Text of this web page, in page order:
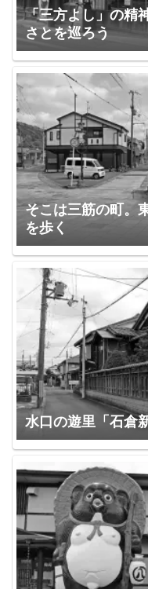
「三方よし」の精
さとを巡ろう
そこは三筋の町。
を歩く
水口の遊里「石倉